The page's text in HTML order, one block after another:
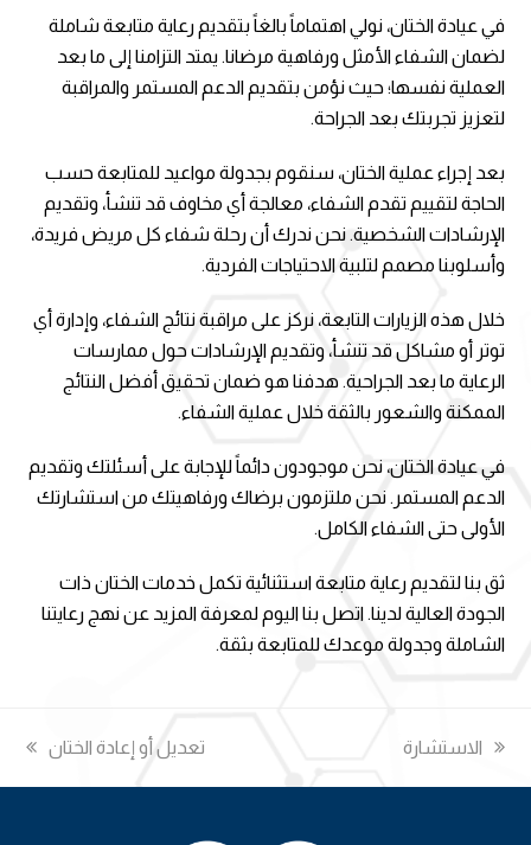
في عيادة الختان، نولي اهتماماً بالغاً بتقديم رعاية متابعة شاملة
لضمان الشفاء الأمثل ورفاهية مرضانا. يمتد التزامنا إلى ما بعد
العملية نفسها؛ حيث نؤمن بتقديم الدعم المستمر والمراقبة
لتعزيز تجربتك بعد الجراحة.
بعد إجراء عملية الختان، سنقوم بجدولة مواعيد للمتابعة حسب
الحاجة لتقييم تقدم الشفاء، معالجة أي مخاوف قد تنشأ، وتقديم
الإرشادات الشخصية. نحن ندرك أن رحلة شفاء كل مريض فريدة،
وأسلوبنا مصمم لتلبية الاحتياجات الفردية.
خلال هذه الزيارات التابعة، نركز على مراقبة نتائج الشفاء، وإدارة أي
توتر أو مشاكل قد تنشأ، وتقديم الإرشادات حول ممارسات
الرعاية ما بعد الجراحية. هدفنا هو ضمان تحقيق أفضل النتائج
الممكنة والشعور بالثقة خلال عملية الشفاء.
في عيادة الختان، نحن موجودون دائماً للإجابة على أسئلتك وتقديم
الدعم المستمر. نحن ملتزمون برضاك ورفاهيتك من استشارتك
الأولى حتى الشفاء الكامل.
ثق بنا لتقديم رعاية متابعة استثنائية تكمل خدمات الختان ذات
الجودة العالية لدينا. اتصل بنا اليوم لمعرفة المزيد عن نهج رعايتنا
الشاملة وجدولة موعدك للمتابعة بثقة.
previous
الاستشارة
next
تعديل أو إعادة الختان